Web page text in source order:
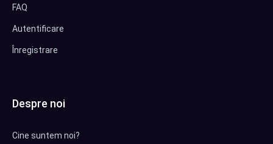
FAQ
Autentificare
Înregistrare
Despre noi
Cine suntem noi?